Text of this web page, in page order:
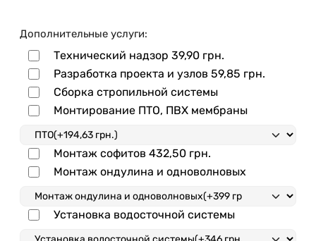
Дополнительные услуги:
Технический надзор 39,90 грн.
Разработка проекта и узлов 59,85 грн.
Сборка стропильной системы
Монтирование ПТО, ПВХ мембраны
Монтаж софитов 432,50 грн.
Монтаж ондулина и одноволновых
Установка водосточной системы